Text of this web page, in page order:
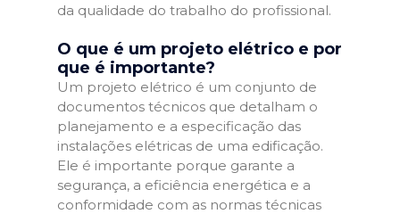
da qualidade do trabalho do profissional.
O que é um projeto elétrico e por
que é importante?
Um projeto elétrico é um conjunto de
documentos técnicos que detalham o
planejamento e a especificação das
instalações elétricas de uma edificação.
Ele é importante porque garante a
segurança, a eficiência energética e a
conformidade com as normas técnicas